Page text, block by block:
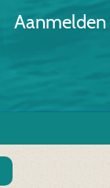
Aanmelden